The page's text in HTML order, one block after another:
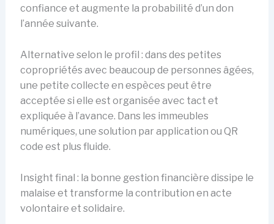
confiance et augmente la probabilité d’un don
l’année suivante.
Alternative selon le profil : dans des petites
copropriétés avec beaucoup de personnes âgées,
une petite collecte en espèces peut être
acceptée si elle est organisée avec tact et
expliquée à l’avance. Dans les immeubles
numériques, une solution par application ou QR
code est plus fluide.
Insight final : la bonne gestion financière dissipe le
malaise et transforme la contribution en acte
volontaire et solidaire.